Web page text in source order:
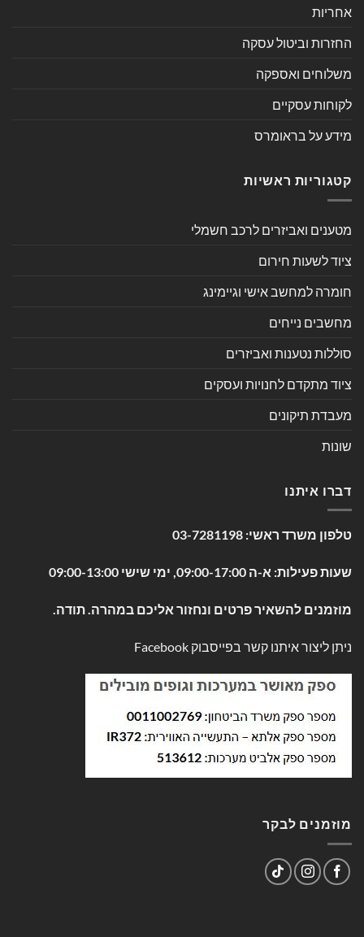
אחריות
החזרות וביטול עסקה
משלוחים ואספקה
לקוחות עסקיים
מידע על בראומרס
קטגוריות ראשיות
מטענים ואביזרים לרכב חשמלי
ציוד לשעות חירום
חומרה למחשב אישי וגיימינג
מחשבים נייחים
סוללות נטענות ואביזרים
ציוד מתקדם לחנויות ועסקים
מעבדת תיקונים
שונות
דברו איתנו
טלפון משרד ראשי: 03-7281198
שעות פעילות: א-ה 09:00-17:00, ימי שישי 09:00-13:00
מוזמנים להשאיר פרטים ונחזור אליכם במהרה. תודה.
ניתן ליצור איתנו קשר בפייסבוק Facebook
מוזמנים לבקר